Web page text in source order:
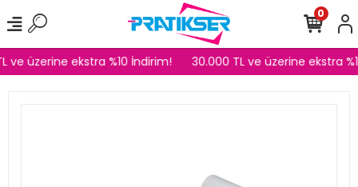
ve üzerine ekstra %10 İndirim! 30.000 TL ve üzerine ekstra
0